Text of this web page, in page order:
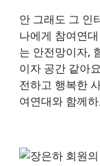
안 그래도 그 인
나에게 참여연
는 안전망이자,
이자 공간 같아
전하고 행복한
여연대와 함께